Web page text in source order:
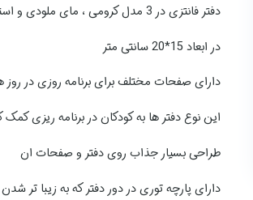
دفتر فانتزی در 3 مدل کرومی ، مای ملودی و استیچ
در ابعاد 15*20 سانتی متر
دارای صفحات مختلف برای برنامه روزی در
این نوع دفتر ها به کودکان در برنامه ریزی کمک
طراحی بسیار جذاب روی دفتر و صفحات ان
دارای پارچه توری در دور دفتر که به زیبا تر